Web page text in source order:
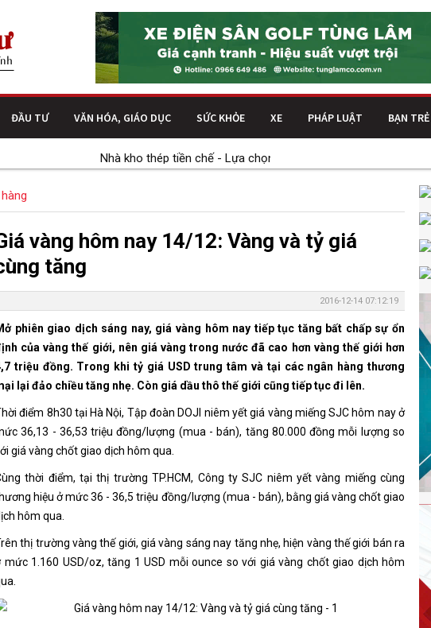
ĐẦU TƯ VĂN HÓA, GIÁO DỤC SỨC KHỎE XE PHÁP LUẬT BẠN TRẺ
Nhà kho thép tiền chế - Lựa chọn tối ưu cho nhu cầu lưu trữ và mở
vàng hôm nay 14/12: Vàng và tỷ giá
tăng
2016-12-14 07:12:19
phiên giao dịch sáng nay, giá vàng hôm nay tiếp tục tăng bất chấp sự ổn
của vàng thế giới, nên giá vàng trong nước đã cao hơn vàng thế giới hơn
triệu đồng. Trong khi tỷ giá USD trung tâm và tại các ngân hàng thương
lại đảo chiều tăng nhẹ. Còn giá dầu thô thế giới cũng tiếp tục đi lên.
điểm 8h30 tại Hà Nội, Tập đoàn DOJI niêm yết giá vàng miếng SJC hôm nay ở
36,13 - 36,53 triệu đồng/lượng (mua - bán), tăng 80.000 đồng mỗi lượng so
giá vàng chốt giao dịch hôm qua.
thời điểm, tại thị trường TP.HCM, Công ty SJC niêm yết vàng miếng cùng
hiệu ở mức 36 - 36,5 triệu đồng/lượng (mua - bán), bằng giá vàng chốt giao
hôm qua.
thị trường vàng thế giới, giá vàng sáng nay tăng nhẹ, hiện vàng thế giới bán ra
mức 1.160 USD/oz, tăng 1 USD mỗi ounce so với giá vàng chốt giao dịch hôm